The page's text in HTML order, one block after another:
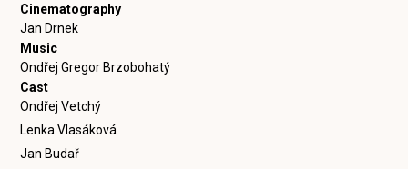
Cinematography
Jan Drnek
Music
Ondřej Gregor Brzobohatý
Cast
Ondřej Vetchý
Lenka Vlasáková
Jan Budař